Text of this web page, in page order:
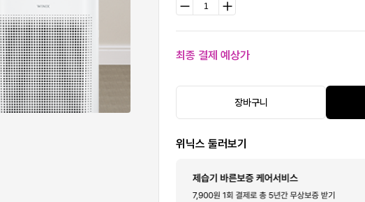
최종 결제 예상가
장바구니
위닉스 둘러보기